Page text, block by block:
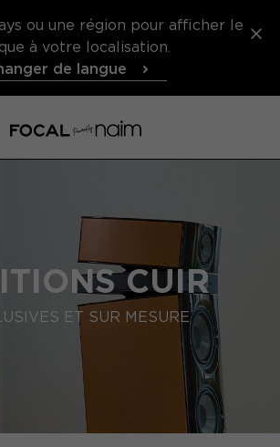
ou une région pour afficher le
à votre localisation.
de langue
CUIR
ET SUR MESURE